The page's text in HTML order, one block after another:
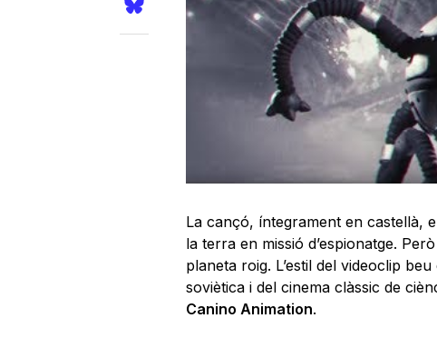
La cançó, íntegrament en castellà,
la terra en missió d’espionatge.
planeta roig. L’estil del videoclip
soviètica i del cinema clàssic de
Canino Animation.